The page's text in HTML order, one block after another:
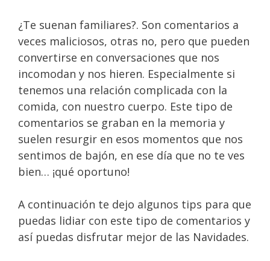
¿Te suenan familiares?. Son comentarios a
veces maliciosos, otras no, pero que pueden
convertirse en conversaciones que nos
incomodan y nos hieren. Especialmente si
tenemos una relación complicada con la
comida, con nuestro cuerpo. Este tipo de
comentarios se graban en la memoria y
suelen resurgir en esos momentos que nos
sentimos de bajón, en ese día que no te ves
bien… ¡qué oportuno!
A continuación te dejo algunos tips para que
puedas lidiar con este tipo de comentarios y
así puedas disfrutar mejor de las Navidades.